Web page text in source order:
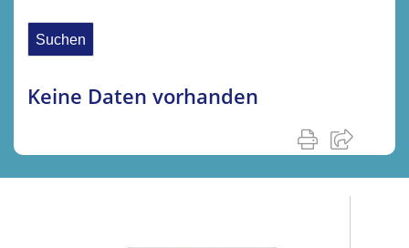
Keine Daten vorhanden